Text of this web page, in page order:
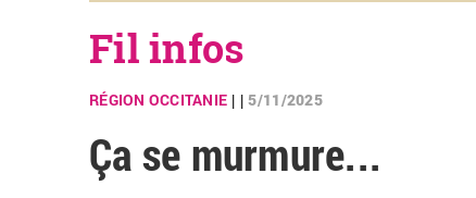
Fil infos
RÉGION OCCITANIE | |5/11/2025
Ça se murmure...